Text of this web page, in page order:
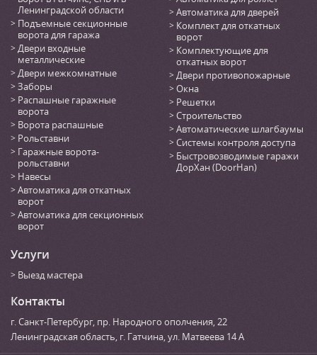
Ленинградской области
Подъемные секционные
ворота для гаража
Двери входные
металлические
Двери межкомнатные
Заборы
Распашные гаражные
ворота
Ворота распашные
Рольставни
Гаражные ворота-
рольставни
Навесы
Автоматика для откатных
ворот
Автоматика для секционных
ворот
Автоматика для дверей
Комплект для откатных
ворот
Комплектующие для
откатных ворот
Двери противопожарные
Окна
Решетки
Строительство
Автоматические шлагбаумы
Системы контроля доступа
Быстровозводимые гаражи
ДорХан (DoorHan)
Услуги
Выезд мастера
Контакты
г. Санкт-Петербург, пр. Народного ополчения, 22
Ленинградская область, г. Гатчина,ул. Матвеева 14 А